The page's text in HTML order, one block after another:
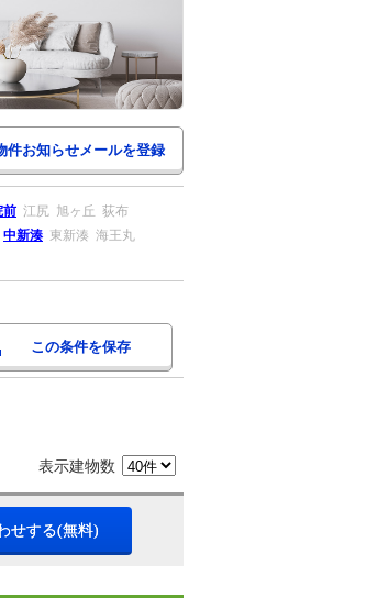
前 江尻 旭ヶ丘 荻布
中新湊 東新湊 海王丸
この条件を保存
表示建物数
せする(無料)